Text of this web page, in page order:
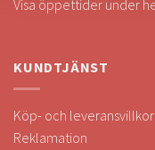
Visa öppettider under
KUNDTJÄNST
Köp- och leveransvillkor
Reklamation